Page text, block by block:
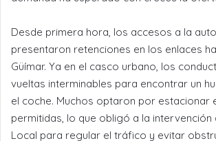
Desde primera hora, los accesos a la
presentaron retenciones en los enlaces
Güímar. Ya en el casco urbano, los
vueltas interminables para encontrar un
el coche. Muchos optaron por estacionar
permitidas, lo que obligó a la intervención
Local para regular el tráfico y evitar